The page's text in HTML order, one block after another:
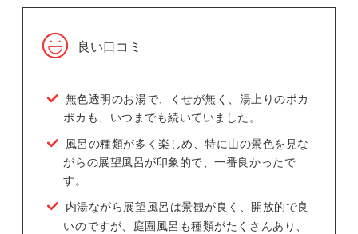
良い口コミ
無色透明のお湯で、くせが無く、湯上りのポカ
ポカも、いつまでも続いていました。
風呂の種類が多く楽しめ、特に山の景色を見な
がらの展望風呂が印象的で、一番良かったで
す。
内湯ながら展望風呂は景観が良く、開放的で良
いのですが、庭園風呂も種類がたくさんあり、